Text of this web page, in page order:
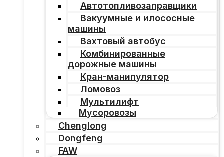
Автотопливозаправщики
Вакуумные и илососные
машины
Вахтовый автобус
Комбинированные
дорожные машины
Кран-манипулятор
Ломовоз
Мультилифт
Мусоровозы
Chenglong
Dongfeng
FAW